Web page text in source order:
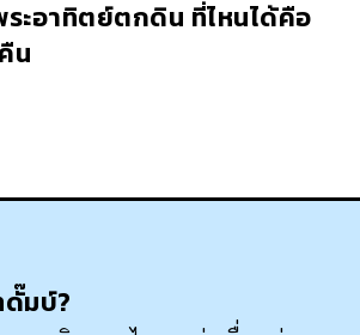
ระอาทิตย์ตกดิน ที่ไหนได้คือ
น
มบ์?